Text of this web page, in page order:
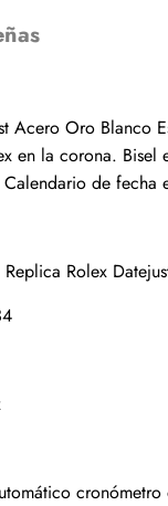
Acero Oro
en la corona. Bisel
Calendario de
Rolex